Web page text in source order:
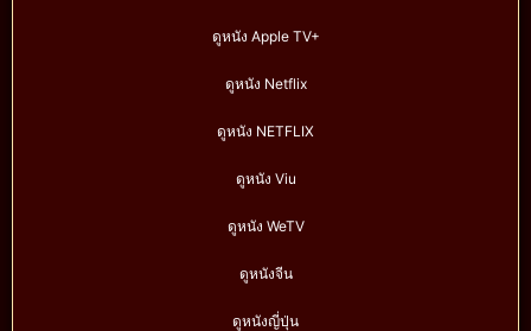
ดูหนัง Apple TV+
ดูหนัง Netflix
ดูหนัง NETFLIX
ดูหนัง Viu
ดูหนัง WeTV
ดูหนังจีน
ดูหนังญี่ปุ่น